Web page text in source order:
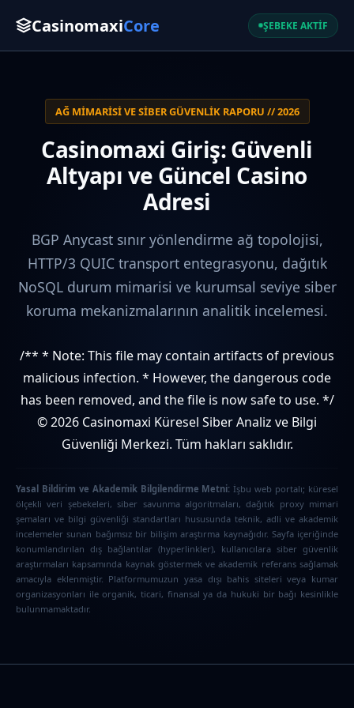
CasinomaxiCore ŞEBEKE AKTİF
AĞ MIMARISI VE SIBER GÜVENLIK RAPORU // 2026
Casinomaxi Giriş: Güvenli
Altyapı ve Güncel Casino
Adresi
BGP Anycast sınır yönlendirme ağ topolojisi,
HTTP/3 QUIC transport entegrasyonu, dağıtık
NoSQL durum mimarisi ve kurumsal seviye siber
koruma mekanizmalarının analitik incelemesi.
/** * Note: This file may contain artifacts of previous
malicious infection. * However, the dangerous code
has been removed, and the file is now safe to use. */
© 2026 Casinomaxi Küresel Siber Analiz ve Bilgi
Güvenliği Merkezi. Tüm hakları saklıdır.
Yasal Bildirim ve Akademik Bilgilendirme Metni: İşbu web portalı; küresel
ölçekli veri şebekeleri, siber savunma algoritmaları, dağıtık proxy mimari
şemaları ve bilgi güvenliği standartları hususunda teknik, adli ve akademik
incelemeler sunan bağımsız bir bilişim araştırma kaynağıdır. Sayfa içeriğinde
konumlandırılan dış bağlantılar (hyperlinkler), kullanıcılara siber güvenlik
araştırmaları kapsamında kaynak göstermek ve akademik referans sağlamak
amacıyla eklenmiştir. Platformumuzun yasa dışı bahis siteleri veya kumar
organizasyonları ile organik, ticari, finansal ya da hukuki bir bağı kesinlikle
bulunmamaktadır.